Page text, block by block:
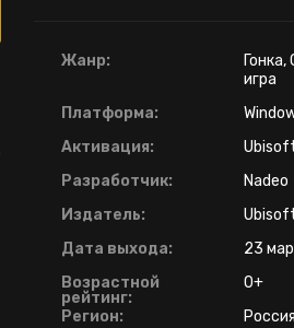
Жанр:
Гонка,
игра
Платформа:
Активация:
Разработчик:
Nadeo
Издатель:
Дата выхода:
23
Возрастной
рейтинг:
0+
Регион:
Россия